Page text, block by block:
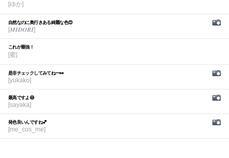
[ゆか]
自然なのに奥行きある綺麗な色😍
[𝑴𝑰𝑫𝑶𝑹𝑰]
これが最強！
[蜜]
是非チェックしてみてねー👀
[yukako]
最高ですよ😆
[sayaka]
発色良いんですね💕︎
[me_cos_me]